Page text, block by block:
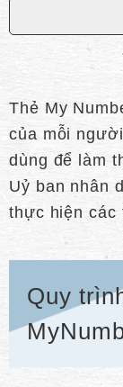
Thẻ My
của mỗi
dùng để làm
Uỷ ban nhân
thực hiện các
Quy